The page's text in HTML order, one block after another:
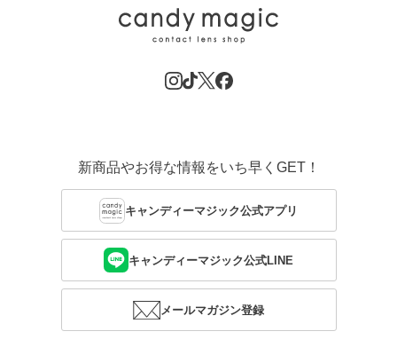
新商品やお得な情報をいち早くGET！
キャンディーマジック公式アプリ
キャンディーマジック公式LINE
メールマガジン登録